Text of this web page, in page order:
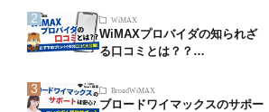
WiMAX
WiMAXプロバイダの知られざ
る口コミとは？？…
BroadWiMAX
ブロードワイマックスのサポー